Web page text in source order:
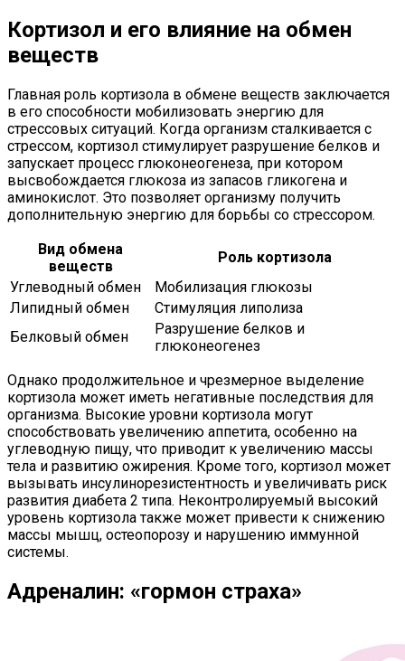
Кортизол и его влияние на обмен
веществ
Главная роль кортизола в обмене веществ заключается
в его способности мобилизовать энергию для
стрессовых ситуаций. Когда организм сталкивается с
стрессом, кортизол стимулирует разрушение белков и
запускает процесс глюконеогенеза, при котором
высвобождается глюкоза из запасов гликогена и
аминокислот. Это позволяет организму получить
дополнительную энергию для борьбы со стрессором.
Вид обмена
веществ
Роль кортизола
Углеводный обмен
Мобилизация глюкозы
Липидный обмен
Стимуляция липолиза
Белковый обмен
Разрушение белков и
глюконеогенез
Однако продолжительное и чрезмерное выделение
кортизола может иметь негативные последствия для
организма. Высокие уровни кортизола могут
способствовать увеличению аппетита, особенно на
углеводную пищу, что приводит к увеличению массы
тела и развитию ожирения. Кроме того, кортизол может
вызывать инсулинорезистентность и увеличивать риск
развития диабета 2 типа. Неконтролируемый высокий
уровень кортизола также может привести к снижению
массы мышц, остеопорозу и нарушению иммунной
системы.
Адреналин: «гормон страха»